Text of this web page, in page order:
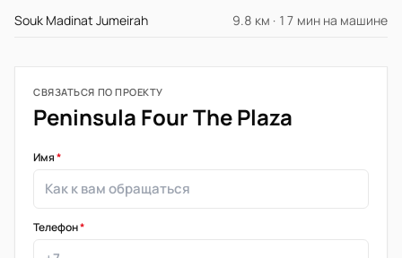
Souk Madinat Jumeirah 9.8 км · 17 мин на машине
СВЯЗАТЬСЯ ПО ПРОЕКТУ
Peninsula Four The Plaza
Имя*
Телефон*